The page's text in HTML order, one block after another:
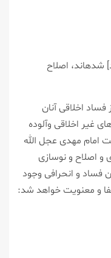
شده‏اند، اصلاح
اخلاقى آنان
غير اخلاقى وآلوده
امام مهدى عجل الله
و اصلاح و نوسازى
فساد و انحرافى وجود
و معنويت خواهد شد: